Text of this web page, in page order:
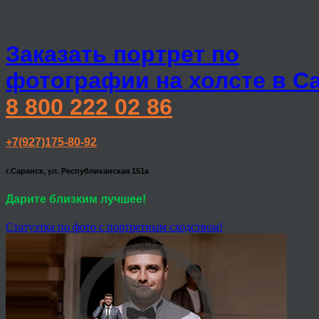
Заказать портрет по
фотографии на холсте в
8 800 222 02 86
+7(927)175-80-92
г.Саранск, ул. Республиканская 151а
Дарите близким лучшее!
Статуэтка по фото с портретным сходством!